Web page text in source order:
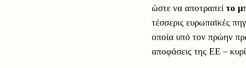
ώστε να αποτραπεί το
τέσσερις ευρωπαϊκές
οποία υπό τον πρώην
αποφάσεις της ΕΕ –